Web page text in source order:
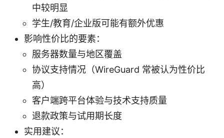
中较明显
学生/教育/企业版可能有额外优惠
影响性价比的要素：
服务器数量与地区覆盖
协议支持情况（WireGuard 常被认为性价比
高）
客户端跨平台体验与技术支持质量
退款政策与试用期长度
实用建议：